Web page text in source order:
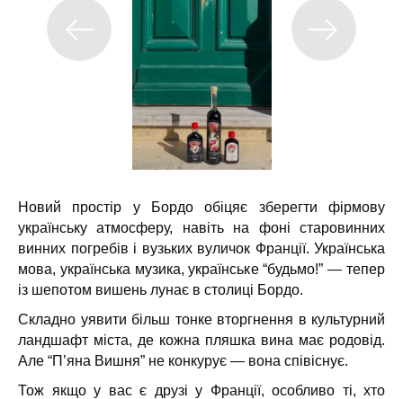
Новий простір у Бордо обіцяє зберегти фірмову
українську атмосферу, навіть на фоні старовинних
винних погребів і вузьких вуличок Франції. Українська
мова, українська музика, українське “будьмо!” — тепер
із шепотом вишень лунає в столиці Бордо.
Складно уявити більш тонке вторгнення в культурний
ландшафт міста, де кожна пляшка вина має родовід.
Але “П’яна Вишня” не конкурує — вона співіснує.
Тож якщо у вас є друзі у Франції, особливо ті, хто